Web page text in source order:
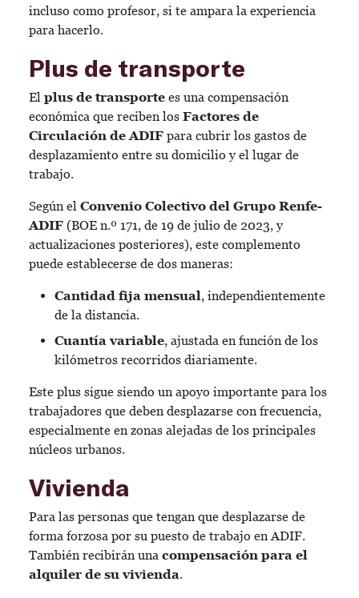
incluso como profesor, si te ampara la experiencia
para hacerlo.
Plus de transporte
El plus de transporte es una compensación
económica que reciben los Factores de
Circulación de ADIF para cubrir los gastos de
desplazamiento entre su domicilio y el lugar de
trabajo.
Según el Convenio Colectivo del Grupo Renfe-
ADIF (BOE n.º 171, de 19 de julio de 2023, y
actualizaciones posteriores), este complemento
puede establecerse de dos maneras:
Cantidad fija mensual, independientemente
de la distancia.
Cuantía variable, ajustada en función de los
kilómetros recorridos diariamente.
Este plus sigue siendo un apoyo importante para los
trabajadores que deben desplazarse con frecuencia,
especialmente en zonas alejadas de los principales
núcleos urbanos.
Vivienda
Para las personas que tengan que desplazarse de
forma forzosa por su puesto de trabajo en ADIF.
También recibirán una compensación para el
alquiler de su vivienda.